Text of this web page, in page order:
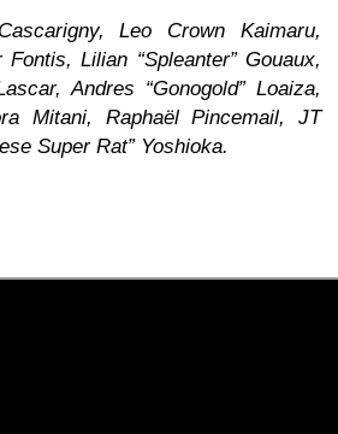
Leo Crown Kaimaru,
Lilian “Spleanter” Gouaux,
Andres “Gonogold” Loaiza,
Mitani, Raphaël Pincemail, JT
Super Rat” Yoshioka.